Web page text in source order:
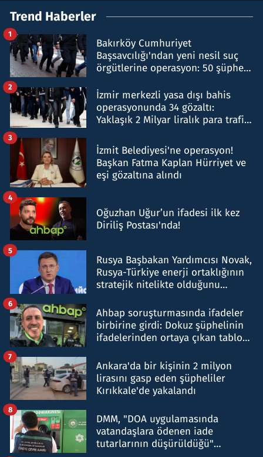
Trend Haberler
Bakırköy Cumhuriyet
Başsavcılığı'ndan yeni nesil suç
örgütlerine operasyon: 50 şüpheli
1
İzmir merkezli yasa dışı bahis
operasyonunda 34 gözaltı:
Yaklaşık 2 Milyar liralık para trafiği
2
İzmit Belediyesi'ne operasyon!
Başkan Fatma Kaplan Hürriyet ve
eşi gözaltına alındı
3
Oğuzhan Uğur’un ifadesi ilk kez
Diriliş Postası'nda!
4
Rusya Başbakan Yardımcısı Novak,
Rusya-Türkiye enerji ortaklığının
stratejik nitelikte olduğunu
5
Ahbap soruşturmasında ifadeler
birbirine girdi: Dokuz şüphelinin
ifadelerinden ortaya çıkan tablo
6
Ankara'da bir kişinin 2 milyon
lirasını gasp eden şüpheliler
Kırıkkale'de yakalandı
7
DMM, "DOA uygulamasında
vatandaşlara ödenen iade
tutarlarının düşürüldüğü"
8